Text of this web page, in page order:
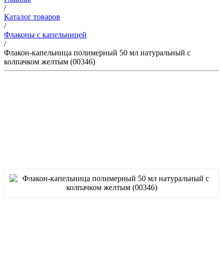
/
Каталог товаров
/
Флаконы с капельницей
/
Флакон-капельница полимерный 50 мл натуральный с
колпачком желтым (00346)